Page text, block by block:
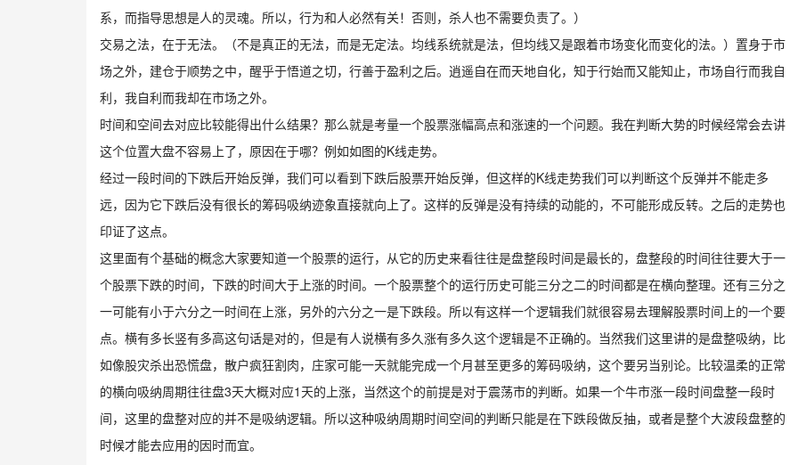
系，而指导思想是人的灵魂。所以，行为和人必然有关！否则，杀人也不需要负责了。）
交易之法，在于无法。（不是真正的无法，而是无定法。均线系统就是法，但均线又是跟着市场变化而变化的法。）置身于市
场之外，建仓于顺势之中，醒乎于悟道之切，行善于盈利之后。逍遥自在而天地自化，知于行始而又能知止，市场自行而我自
利，我自利而我却在市场之外。
时间和空间去对应比较能得出什么结果？那么就是考量一个股票涨幅高点和涨速的一个问题。我在判断大势的时候经常会去讲
这个位置大盘不容易上了，原因在于哪？例如如图的K线走势。
​经过一段时间的下跌后开始反弹，我们可以看到下跌后股票开始反弹，但这样的K线走势我们可以判断这个反弹并不能走多
远，因为它下跌后没有很长的筹码吸纳迹象直接就向上了。这样的反弹是没有持续的动能的，不可能形成反转。之后的走势也
印证了这点。
​​这里面有个基础的概念大家要知道一个股票的运行，从它的历史来看往往是盘整段时间是最长的，盘整段的时间往往要大于一
个股票下跌的时间，下跌的时间大于上涨的时间。一个股票整个的运行历史可能三分之二的时间都是在横向整理。还有三分之
一可能有小于六分之一时间在上涨，另外的六分之一是下跌段。所以有这样一个逻辑我们就很容易去理解股票时间上的一个要
点。横有多长竖有多高这句话是对的，但是有人说横有多久涨有多久这个逻辑是不正确的。当然我们这里讲的是盘整吸纳，比
如像股灾杀出恐慌盘，散户疯狂割肉，庄家可能一天就能完成一个月甚至更多的筹码吸纳，这个要另当别论。比较温柔的正常
的横向吸纳周期往往盘3天大概对应1天的上涨，当然这个的前提是对于震荡市的判断。如果一个牛市涨一段时间盘整一段时
间，这里的盘整对应的并不是吸纳逻辑。所以这种吸纳周期时间空间的判断只能是在下跌段做反抽，或者是整个大波段盘整的
时候才能去应用的因时而宜。